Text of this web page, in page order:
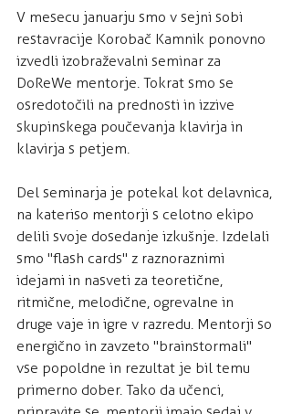
V mesecu januarju smo v sejni sobi
restavracije Korobač Kamnik ponovno
izvedli izobraževalni seminar za
DoReWe mentorje. Tokrat smo se
osredotočili na prednosti in izzive
skupinskega poučevanja klavirja in
klavirja s petjem.
Del seminarja je potekal kot delavnica,
na kateri so mentorji s celotno ekipo
delili svoje dosedanje izkušnje. Izdelali
smo "flash cards" z raznoraznimi
idejami in nasveti za teoretične,
ritmične, melodične, ogrevalne in
druge vaje in igre v razredu. Mentorji so
energično in zavzeto "brainstormali"
vse popoldne in rezultat je bil temu
primerno dober. Tako da učenci,